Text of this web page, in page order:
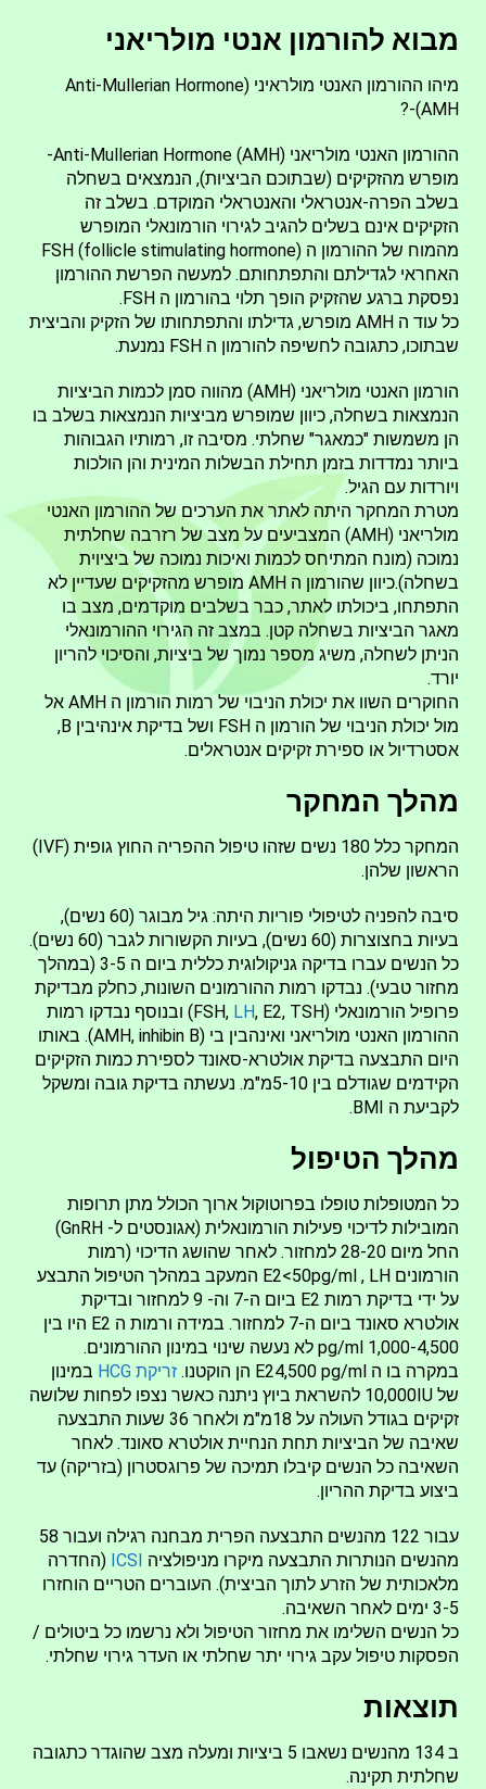
מבוא להורמון אנטי מולריאני
מיהו ההורמון האנטי מולראיני (Anti-Mullerian Hormone
(AMH-?
ההורמון האנטי מולריאני (Anti-Mullerian Hormone (AMH-
מופרש מהזקיקים (שבתוכם הביציות), הנמצאים בשחלה
בשלב הפרה-אנטראלי והאנטראלי המוקדם. בשלב זה
הזקיקים אינם בשלים להגיב לגירוי הורמונאלי המופרש
מהמוח של ההורמון ה (FSH (follicle stimulating hormone
האחראי לגדילתם והתפתחותם. למעשה הפרשת ההורמון
נפסקת ברגע שהזקיק הופך תלוי בהורמון ה FSH.
כל עוד ה AMH מופרש, גדילתו והתפתחותו של הזקיק והביצית
שבתוכו, כתגובה לחשיפה להורמון ה FSH נמנעת.
הורמון האנטי מולריאני (AMH) מהווה סמן לכמות הביציות
הנמצאות בשחלה, כיוון שמופרש מביציות הנמצאות בשלב בו
הן משמשות "כמאגר" שחלתי. מסיבה זו, רמותיו הגבוהות
ביותר נמדדות בזמן תחילת הבשלות המינית והן הולכות
ויורדות עם הגיל.
מטרת המחקר היתה לאתר את הערכים של ההורמון האנטי
מולריאני (AMH) המצביעים על מצב של רזרבה שחלתית
נמוכה (מונח המתיחס לכמות ואיכות נמוכה של ביציוית
בשחלה).כיוון שהורמון ה AMH מופרש מהזקיקים שעדיין לא
התפתחו, ביכולתו לאתר, כבר בשלבים מוקדמים, מצב בו
מאגר הביציות בשחלה קטן. במצב זה הגירוי ההורמונאלי
הניתן לשחלה, משיג מספר נמוך של ביציות, והסיכוי להריון
יורד.
החוקרים השוו את יכולת הניבוי של רמות הורמון ה AMH אל
מול יכולת הניבוי של הורמון ה FSH ושל בדיקת אינהיבין B,
אסטרדיול או ספירת זקיקים אנטראלים.
מהלך המחקר
המחקר כלל 180 נשים שזהו טיפול ההפריה החוץ גופית (IVF)
הראשון שלהן.
סיבה להפניה לטיפולי פוריות היתה: גיל מבוגר (60 נשים),
בעיות בחצוצרות (60 נשים), בעיות הקשורות לגבר (60 נשים).
כל הנשים עברו בדיקה גניקולוגית כללית ביום ה 3-5 (במהלך
מחזור טבעי). נבדקו רמות ההורמונים השונות, כחלק מבדיקת
פרופיל הורמונאלי (FSH,
LH
, E2, TSH) ובנוסף נבדקו רמות
ההורמון האנטי מולריאני ואינהבין בי (AMH, inhibin B). באותו
היום התבצעה בדיקת אולטרא-סאונד לספירת כמות הזקיקים
הקידמים שגודלם בין 5-10מ"מ. נעשתה בדיקת גובה ומשקל
לקביעת ה BMI.
מהלך הטיפול
כל המטופלות טופלו בפרוטוקול ארוך הכולל מתן תרופות
המובילות לדיכוי פעילות הורמונאלית (אגונסטים ל- GnRH)
החל מיום 28-20 למחזור. לאחר שהושג הדיכוי (רמות
הורמונים E2<50pg/ml , LH המעקב במהלך הטיפול התבצע
על ידי בדיקת רמות E2 ביום ה-7 וה- 9 למחזור ובדיקת
אולטרא סאונד ביום ה-7 למחזור. במידה ורמות ה E2 היו בין
1,000-4,500 pg/ml לא נעשה שינוי במינון ההורמונים.
במקרה בו ה E24,500 pg/ml הן הוקטנו.
זריקת HCG
במינון
של 10,000IU להשראת ביוץ ניתנה כאשר נצפו לפחות שלושה
זקיקים בגודל העולה על 18מ"מ ולאחר 36 שעות התבצעה
שאיבה של הביציות תחת הנחיית אולטרא סאונד. לאחר
השאיבה כל הנשים קיבלו תמיכה של פרוגסטרון (בזריקה) עד
ביצוע בדיקת ההריון.
עבור 122 מהנשים התבצעה הפרית מבחנה רגילה ועבור 58
מהנשים הנותרות התבצעה מיקרו מניפולציה ICSI (החדרה
מלאכותית של הזרע לתוך הביצית). העוברים הטריים הוחזרו
3-5 ימים לאחר השאיבה.
כל הנשים השלימו את מחזור הטיפול ולא נרשמו כל ביטולים /
הפסקות טיפול עקב גירוי יתר שחלתי או העדר גירוי שחלתי.
תוצאות
ב 134 מהנשים נשאבו 5 ביציות ומעלה מצב שהוגדר כתגובה
שחלתית תקינה.